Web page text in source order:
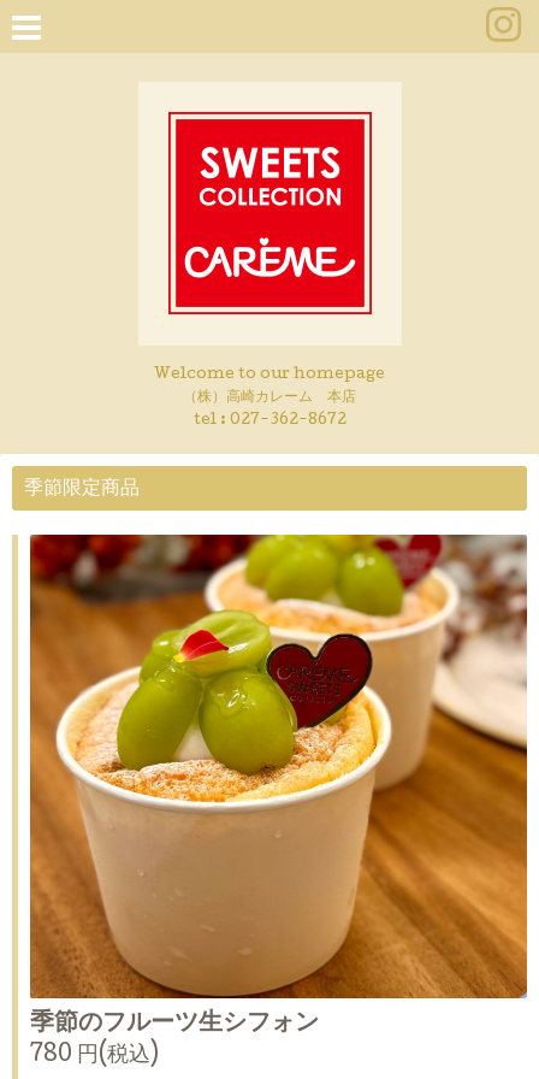
Welcome to our homepage
（株）高崎カレーム 本店
tel : 027-362-8672
季節限定商品
季節のフルーツ生シフォン
780 円(税込)